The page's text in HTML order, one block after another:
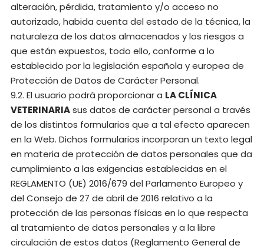
alteración, pérdida, tratamiento y/o acceso no
autorizado, habida cuenta del estado de la técnica, la
naturaleza de los datos almacenados y los riesgos a
que están expuestos, todo ello, conforme a lo
establecido por la legislación española y europea de
Protección de Datos de Carácter Personal.
9.2. El usuario podrá proporcionar a LA CLÍNICA
VETERINARIAsus datos de carácter personal a través
de los distintos formularios que a tal efecto aparecen
en la Web. Dichos formularios incorporan un texto legal
en materia de protección de datos personales que da
cumplimiento a las exigencias establecidas en el
REGLAMENTO (UE) 2016/679 del Parlamento Europeo y
del Consejo de 27 de abril de 2016 relativo a la
protección de las personas físicas en lo que respecta
al tratamiento de datos personales y a la libre
circulación de estos datos (Reglamento General de